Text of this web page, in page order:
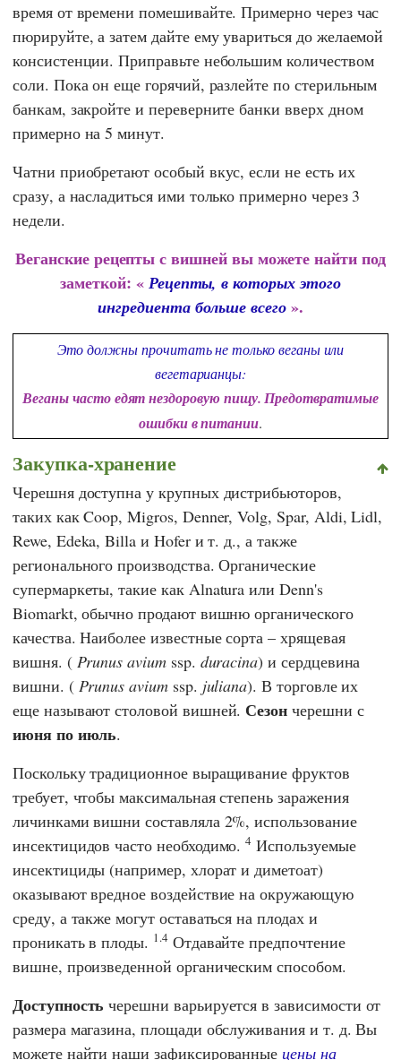
время от времени помешивайте. Примерно через час
пюрируйте, а затем дайте ему увариться до желаемой
консистенции. Приправьте небольшим количеством
соли. Пока он еще горячий, разлейте по стерильным
банкам, закройте и переверните банки вверх дном
примерно на 5 минут.
Чатни приобретают особый вкус, если не есть их
сразу, а насладиться ими только примерно через 3
недели.
Веганские рецепты с вишней вы можете найти под
заметкой: « Рецепты, в которых этого
ингредиента больше всего».
Это должны прочитать не только веганы или
вегетарианцы:
Веганы часто едят нездоровую пищу. Предотвратимые
ошибки в питании.
Закупка-хранение
Черешня доступна у крупных дистрибьюторов,
таких какCoop,Migros, Denner,Volg,Spar, Aldi,Lidl,
Rewe, Edeka,Billa и Hoferи т. д., а также
регионального производства. Органические
супермаркеты, такие как Alnatura илиDenn's
Biomarkt, обычно продают вишню органического
качества. Наиболее известные сорта – хрящевая
вишня. ( Prunus aviumssp. duracina) и сердцевина
вишни. ( Prunus aviumssp. juliana). В торговле их
еще называют столовой вишней. Сезон черешни с
июня по июль.
Поскольку традиционное выращивание фруктов
требует, чтобы максимальная степень заражения
личинками вишни составляла 2%, использование
инсектицидов часто необходимо.4 Используемые
инсектициды (например, хлорат и диметоат)
оказывают вредное воздействие на окружающую
среду, а также могут оставаться на плодах и
проникать в плоды. 1.4 Отдавайте предпочтение
вишне, произведенной органическим способом.
Доступность черешни варьируется в зависимости от
размера магазина, площади обслуживания и т. д. Вы
можете найти наши зафиксированные цены на